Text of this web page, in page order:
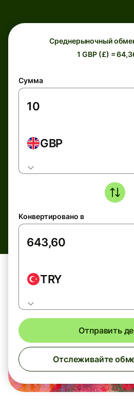
Среднерыночный
1 GBP (£) =
Сумма
GBP
Конвертировано в
TRY
Отправить
Отслеживайте